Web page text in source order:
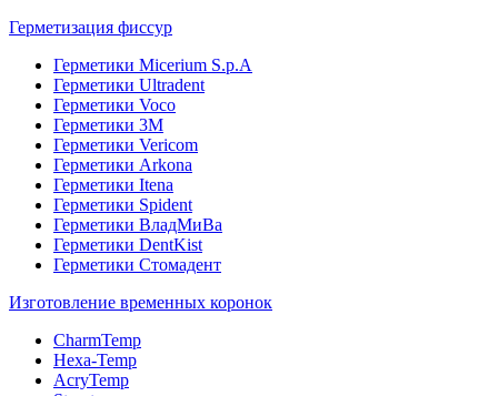
Герметизация фиссур
Герметики Micerium S.p.A
Герметики Ultradent
Герметики Voco
Герметики 3M
Герметики Vericom
Герметики Arkona
Герметики Itena
Герметики Spident
Герметики ВладМиВа
Герметики DentKist
Герметики Стомадент
Изготовление временных коронок
CharmTemp
Hexa-Temp
AcryTemp